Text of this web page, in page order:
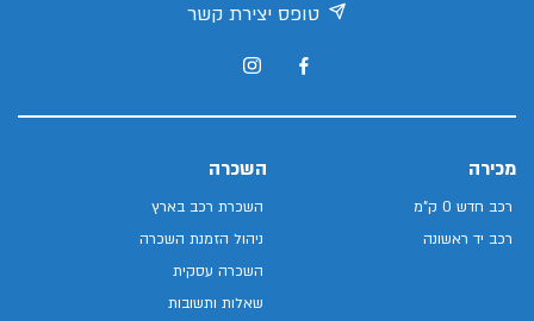
טופס יצירת קשר
מכירה
רכב חדש 0 ק"מ
רכב יד ראשונה
השכרה
השכרת רכב בארץ
ניהול הזמנת השכרה
השכרה עסקית
שאלות ותשובות